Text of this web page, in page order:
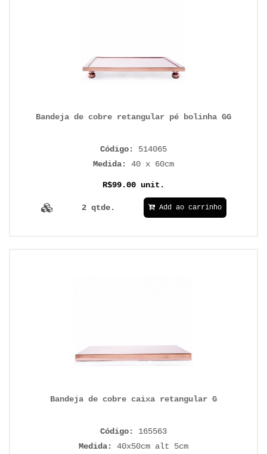
Bandeja de cobre retangular pé bolinha GG
Código: 514065
Medida: 40 x 60cm
R$99.00 unit.
2 qtde. Add ao carrinho
Bandeja de cobre caixa retangular G
Código: 165563
Medida: 40x50cm alt 5cm